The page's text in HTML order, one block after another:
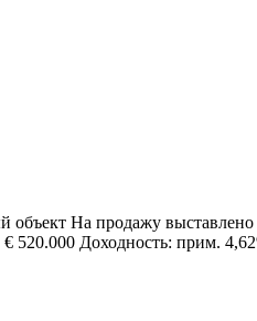
На продажу
520.000 Доходность: прим.